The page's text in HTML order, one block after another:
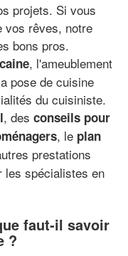
projets. Si vous
vos rêves, notre
bons pros.
, l'ameublement
pose de cuisine
du cuisiniste.
, des conseils pour
, le plan
prestations
les spécialistes en
faut-il savoir
?